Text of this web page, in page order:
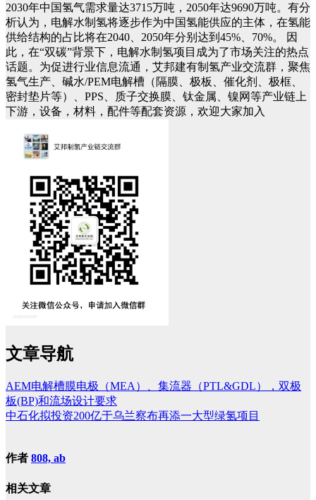
2030年中国氢气需求量达3715万吨，2050年达9690万吨。有分
析认为，电解水制氢将逐步作为中国氢能供应的主体，在氢能
供给结构的占比将在2040、2050年分别达到45%、70%。
因
此，在“双碳”背景下，电解水制氢项目成为了市场关注的热点
话题。为促进行业信息流通，艾邦建有制氢产业交流群，聚焦
氢气生产、碱水/PEM电解槽（隔膜、极板、催化剂、极框、
密封垫片等）、PPS、质子交换膜、钛金属、镍网等产业链上
下游，设备，材料，配件等配套资源，欢迎大家加入
文章导航
AEM电解槽膜电极（MEA）、集流器（PTL&GDL），双极
板(BP)和流场设计要求
中石化拟投资200亿于乌兰察布再添一大型绿氢项目
作者 808, ab
相关文章